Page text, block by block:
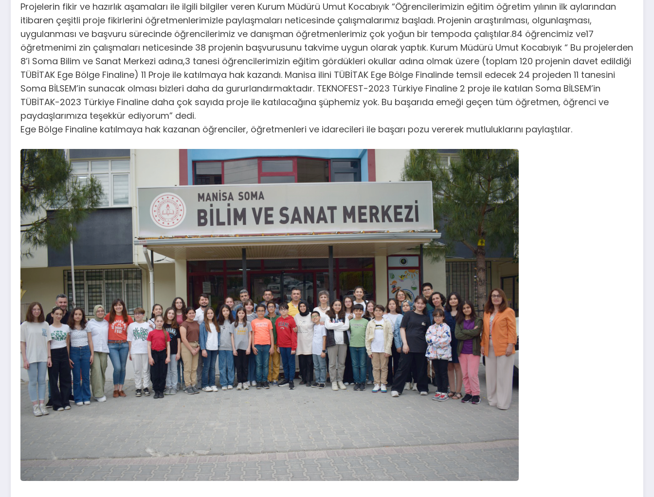
Projelerin fikir ve hazırlık aşamaları ile ilgili bilgiler veren Kurum Müdürü Umut Kocabıyık “Öğrencilerimizin eğitim öğretim yılının ilk aylarından
itibaren çeşitli proje fikirlerini öğretmenlerimizle paylaşmaları neticesinde çalışmalarımız başladı. Projenin araştırılması, olgunlaşması,
uygulanması ve başvuru sürecinde öğrencilerimiz ve danışman öğretmenlerimiz çok yoğun bir tempoda çalıştılar.84 öğrencimiz ve17
öğretmenimi zin çalışmaları neticesinde 38 projenin başvurusunu takvime uygun olarak yaptık. Kurum Müdürü Umut Kocabıyık “ Bu projelerden
8’i Soma Bilim ve Sanat Merkezi adına,3 tanesi öğrencilerimizin eğitim gördükleri okullar adına olmak üzere (toplam 120 projenin davet edildiği
TÜBİTAK Ege Bölge Finaline) 11 Proje ile katılmaya hak kazandı. Manisa ilini TÜBİTAK Ege Bölge Finalinde temsil edecek 24 projeden 11 tanesini
Soma BİLSEM’in sunacak olması bizleri daha da gururlandırmaktadır. TEKNOFEST-2023 Türkiye Finaline 2 proje ile katılan Soma BİLSEM’in
TÜBİTAK-2023 Türkiye Finaline daha çok sayıda proje ile katılacağına şüphemiz yok. Bu başarıda emeği geçen tüm öğretmen, öğrenci ve
paydaşlarımıza teşekkür ediyorum” dedi.
Ege Bölge Finaline katılmaya hak kazanan öğrenciler, öğretmenleri ve idarecileri ile başarı pozu vererek mutluluklarını paylaştılar.